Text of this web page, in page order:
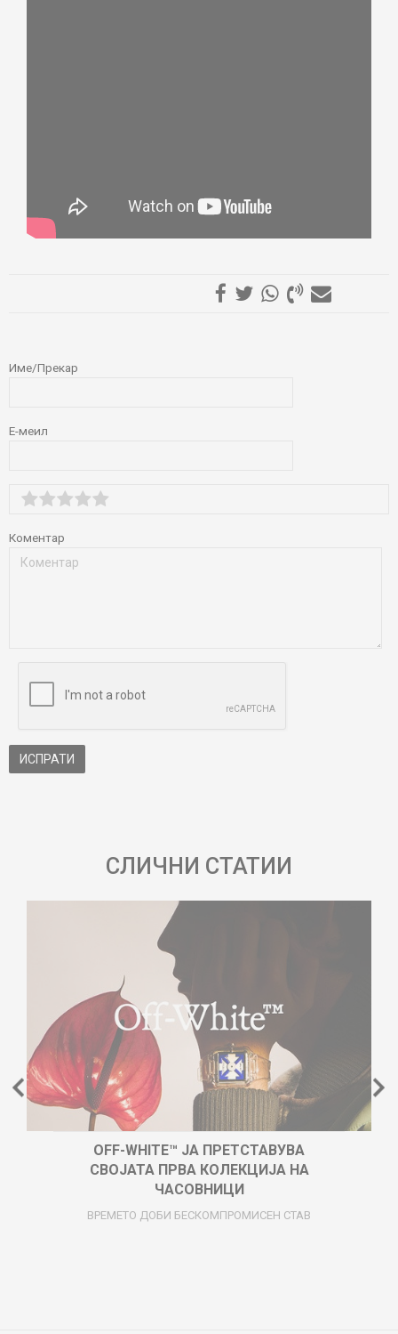
Име/Прекар
Е-меил
Коментар
ИСПРАТИ
СЛИЧНИ СТАТИИ
OFF-WHITE™ ЈА ПРЕТСТАВУВА
СВОЈАТА ПРВА КОЛЕКЦИЈА НА
ЧАСОВНИЦИ
ВРЕМЕТО ДОБИ БЕСКОМПРОМИСЕН СТАВ